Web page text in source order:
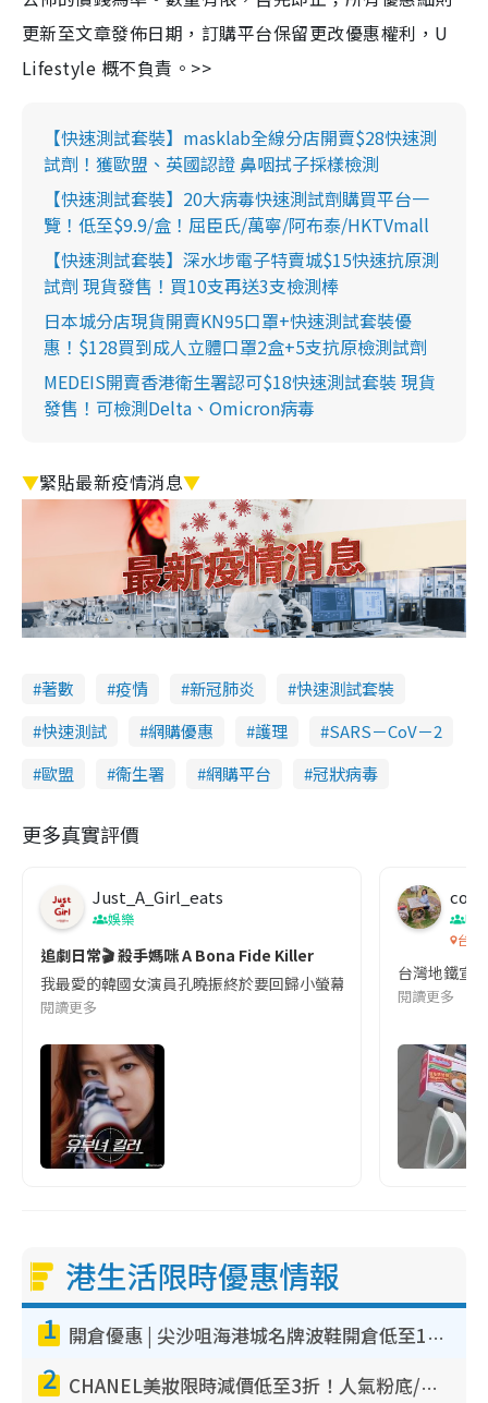
更新至文章發佈日期，訂購平台保留更改優惠權利，U
Lifestyle 概不負責。>>
【快速測試套裝】masklab全線分店開賣$28快速測
試劑！獲歐盟、英國認證 鼻咽拭子採樣檢測
【快速測試套裝】20大病毒快速測試劑購買平台一
覽！低至$9.9/盒！屈臣氏/萬寧/阿布泰/HKTVmall
【快速測試套裝】深水埗電子特賣城$15快速抗原測
試劑 現貨發售！買10支再送3支檢測棒
日本城分店現貨開賣KN95口罩+快速測試套裝優
惠！$128買到成人立體口罩2盒+5支抗原檢測試劑
MEDEIS開賣香港衛生署認可$18快速測試套裝 現貨
發售！可檢測Delta、Omicron病毒
▼緊貼最新疫情消息▼
著數 疫情 新冠肺炎
快速測試套裝
快速測試
網購優惠 護理
SARS－CoV－2
歐盟
衞生署 網購平台 冠狀病毒
更多真實評價
Just_A_Girl_eats
娛樂
追劇日常🎬 殺手媽咪 A Bona Fide Killer
我最愛的韓國女演員孔曉振終於要回歸小螢幕啦!這次的劇本改編
閱讀更多
co
吹
台灣
台灣地鐵宣
閱讀更多
港生活限時優惠情報
1 開倉優惠 | 尖沙咀海港城名牌波鞋開倉低至1折！On鞋$899起／Joy&Peace鞋履$98起
2 CHANEL美妝限時減價低至3折！人氣粉底/唇膏/精華液低至$275！COCO香水都有平